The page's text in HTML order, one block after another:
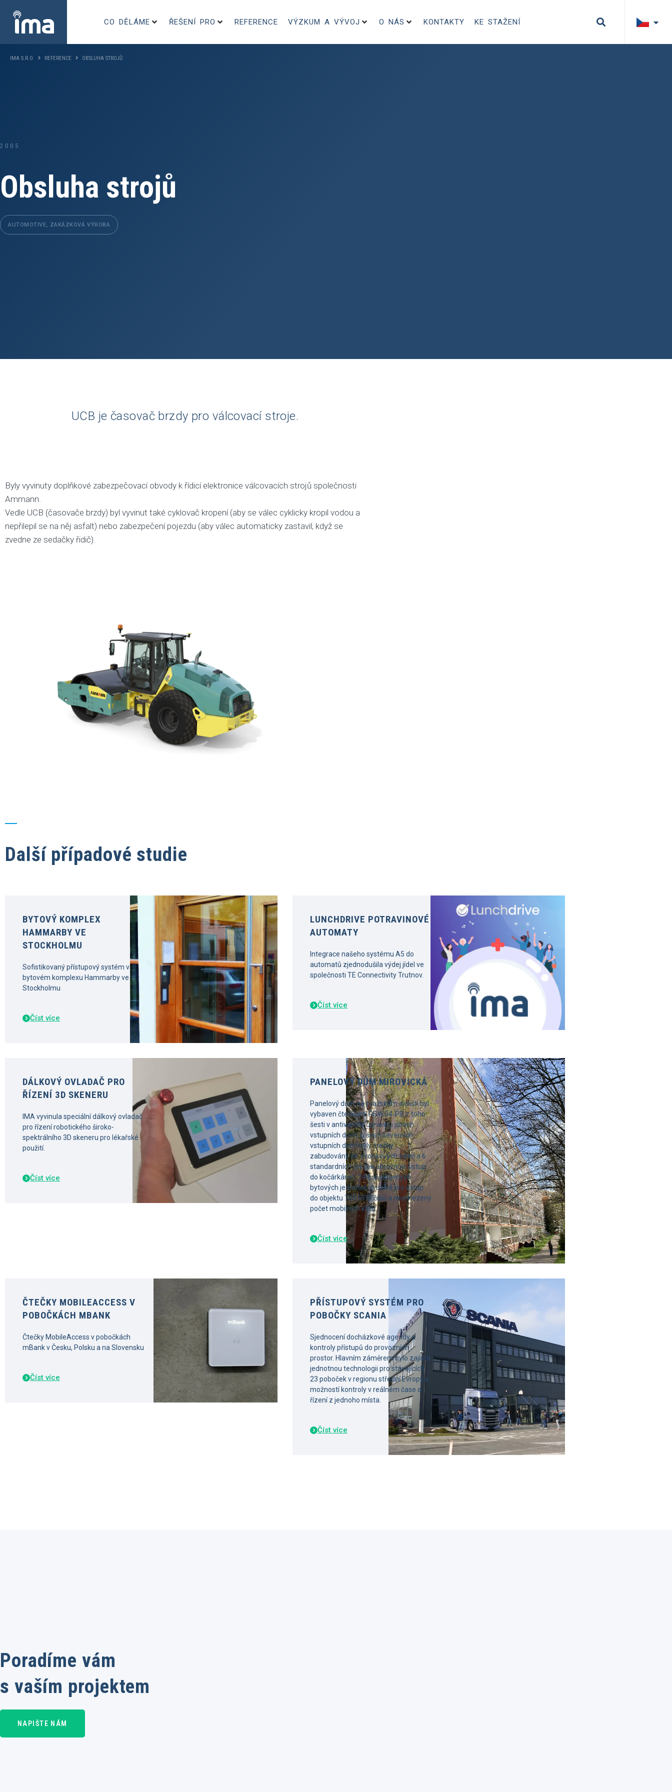
CO DĚLÁME ŘEŠENÍ PRO REFERENCE VÝZKUM A VÝVOJ O NÁS KONTAKTY KE STAŽENÍ
IMA S.R.O. REFERENCE OBSLUHA STROJŮ
2005
Obsluha strojů
AUTOMOTIVE, ZAKÁZKOVÁ VÝROBA
UCB je časovač brzdy pro válcovací stroje.
Byly vyvinuty doplňkové zabezpečovací obvody k řídicí elektronice válcovacích strojů společnosti
Ammann.
Vedle UCB (časovače brzdy) byl vyvinut také cyklovač kropení (aby se válec cyklicky kropil vodou a
nepřilepil se na něj asfalt) nebo zabezpečení pojezdu (aby válec automaticky zastavil, když se
zvedne ze sedačky řidič).
Další případové studie
BYTOVÝ KOMPLEX
HAMMARBY VE
STOCKHOLMU
Sofistikovaný přístupový systém v
bytovém komplexu Hammarby ve
Stockholmu
Číst více
LUNCHDRIVE POTRAVINOVÉ
AUTOMATY
Integrace našeho systému A5 do
automatů zjednodušila výdej jídel ve
společnosti TE Connectivity Trutnov.
Číst více
DÁLKOVÝ OVLADAČ PRO
ŘÍZENÍ 3D SKENERU
IMA vyvinula speciální dálkový ovladač
pro řízení robotického široko-
spektrálního 3D skeneru pro lékařské
použití.
Číst více
PANELOVÝ DŮM MIROVICKÁ
Panelový dům na pražském sídlišti byl
vybaven čtečkami RSW.04-PB z toho
šesti v antivandal úpravě u jižních
vstupních dveří, u šesti severních
vstupních dveří byly čtečky
zabudovány do zvonkových tabel a 6
standardních čteček umožnuje vstup
do kočárkáren. 144 spokojených
bytových jednotek využívá pro vstup
do objektu 700 RFID čipů a neomezený
počet mobilních klíčů.
Číst více
ČTEČKY MOBILEACCESS V
POBOČKÁCH MBANK
Čtečky MobileAccess v pobočkách
mBank v Česku, Polsku a na Slovensku
Číst více
PŘÍSTUPOVÝ SYSTÉM PRO
POBOČKY SCANIA
Sjednocení docházkové agendy a
kontroly přístupů do provozních
prostor. Hlavním záměrem bylo zajistit
jednotnou technologii pro stávajících
23 poboček v regionu střední Evropy s
možností kontroly v reálném čase a
řízení z jednoho místa.
Číst více
Poradíme vám
s vaším projektem
NAPIŠTE NÁM